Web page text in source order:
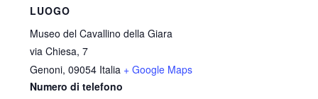
LUOGO
Museo del Cavallino della Giara
via Chiesa, 7
Genoni, 09054 Italia + Google Maps
Numero di telefono